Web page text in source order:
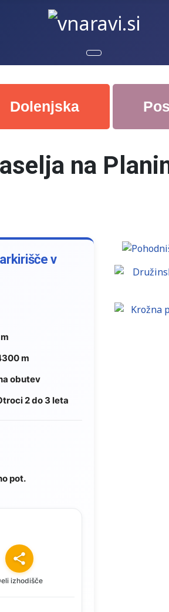
Dolenjska
na
v
m
obutev
2 do 3 leta
pot.
izhodišče